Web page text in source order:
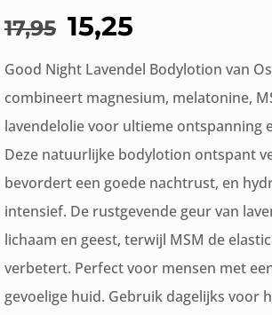
17,95
was:
€17,95.
15,25
is:
€15,25.
Good Night Lavendel Bodylotion van
combineert magnesium, melatonine,
lavendelolie voor ultieme ontspanning
Deze natuurlijke bodylotion ontspant
bevordert een goede nachtrust, en
intensief. De rustgevende geur van
lichaam en geest, terwijl MSM de
verbetert. Perfect voor mensen met
gevoelige huid. Gebruik dagelijks voor